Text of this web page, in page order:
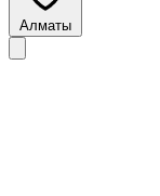
Алматы